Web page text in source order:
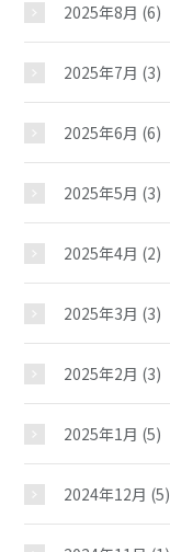
2025年8月 (6)
2025年7月 (3)
2025年6月 (6)
2025年5月 (3)
2025年4月 (2)
2025年3月 (3)
2025年2月 (3)
2025年1月 (5)
2024年12月 (5)